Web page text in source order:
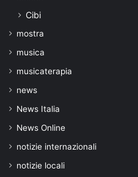
Cibi
mostra
musica
musicaterapia
news
News Italia
News Online
notizie internazionali
notizie locali